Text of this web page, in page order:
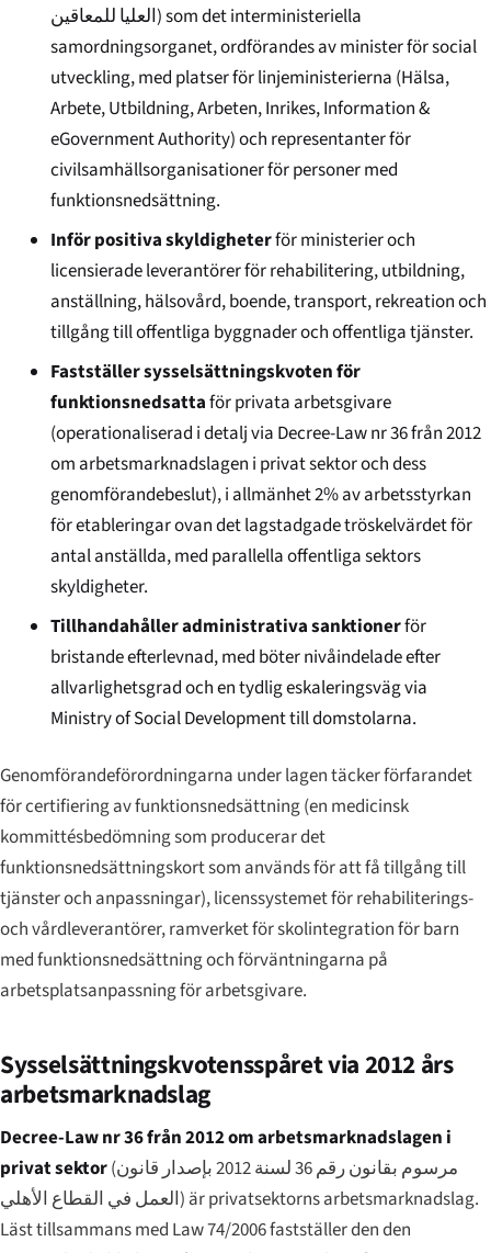
العليا للمعاقين) som det interministeriella
samordningsorganet, ordförandes av minister för social
utveckling, med platser för linjeministerierna (Hälsa,
Arbete, Utbildning, Arbeten, Inrikes, Information &
eGovernment Authority) och representanter för
civilsamhällsorganisationer för personer med
funktionsnedsättning.
Inför positiva skyldigheterför ministerier och
licensierade leverantörer för rehabilitering, utbildning,
anställning, hälsovård, boende, transport, rekreation och
tillgång till offentliga byggnader och offentliga tjänster.
Fastställer sysselsättningskvoten för
funktionsnedsattaför privata arbetsgivare
(operationaliserad i detalj via Decree-Law nr 36 från 2012
om arbetsmarknadslagen i privat sektor och dess
genomförandebeslut), i allmänhet 2% av arbetsstyrkan
för etableringar ovan det lagstadgade tröskelvärdet för
antal anställda, med parallella offentliga sektors
skyldigheter.
Tillhandahåller administrativa sanktionerför
bristande efterlevnad, med böter nivåindelade efter
allvarlighetsgrad och en tydlig eskaleringsväg via
Ministry of Social Development till domstolarna.
Genomförandeförordningarna under lagen täcker förfarandet
för certifiering av funktionsnedsättning (en medicinsk
kommittésbedömning som producerar det
funktionsnedsättningskort som används för att få tillgång till
tjänster och anpassningar), licenssystemet för rehabiliterings-
och vård­leverantörer, ramverket för skolintegration för barn
med funktionsnedsättning och förväntningarna på
arbetsplatsanpassning för arbetsgivare.
Sysselsättningskvotensspåret via 2012 års
arbetsmarknadslag
Decree-Law nr 36 från 2012 om arbetsmarknadslagen i
privat sektor(مرسوم بقانون رقم 36 لسنة 2012 بإصدار قانون
العمل في القطاع الأهلي) är privatsektorns arbetsmarknadslag.
Läst tillsammans med Law 74/2006 fastställer den den